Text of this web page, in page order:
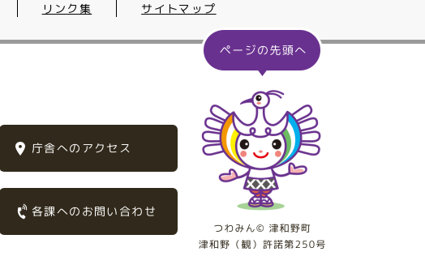
リンク集 サイトマップ
庁舎へのアクセス
各課へのお問い合わせ